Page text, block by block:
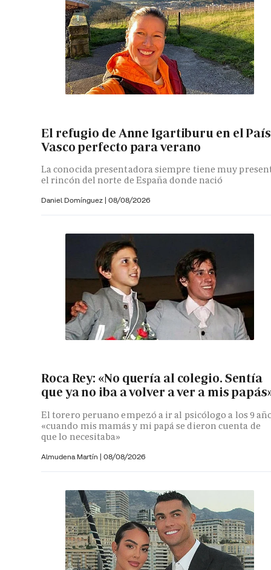
El refugio de Anne Igartiburu en el País
Vasco perfecto para verano
La conocida presentadora siempre tiene muy
el rincón del norte de España donde nació
Daniel Domínguez | 08/08/2026
Roca Rey: «No quería al colegio. Sentía
que ya no iba a volver a ver a mis
El torero peruano empezó a ir al psicólogo a los 9
«cuando mis mamás y mi papá se dieron cuenta de
que lo necesitaba»
Almudena Martín | 08/08/2026